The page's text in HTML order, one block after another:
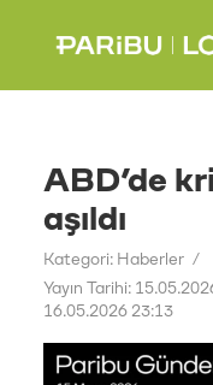
ABD’de
aşıldı
Kategori: Haberler
Yayın Tarihi:
16.05.2026 23:13